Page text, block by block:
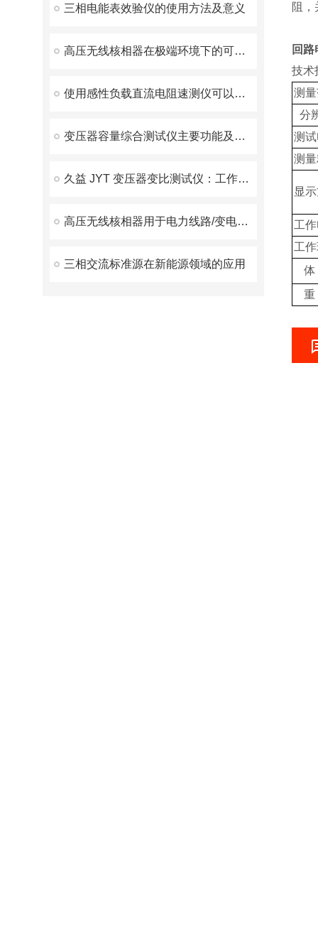
三相电能表效验仪的使用方法及意义
高压无线核相器在极端环境下的可靠性和稳定性表现
使用感性负载直流电阻速测仪可以简化测试步骤
变压器容量综合测试仪主要功能及技术参数
久益 JYT 变压器变比测试仪：工作原理与应用解析
高压无线核相器用于电力线路/变电所的相位和相序校验
三相交流标准源在新能源领域的应用
阻
回
技术
测
分
测
测
显
工
工
体
重